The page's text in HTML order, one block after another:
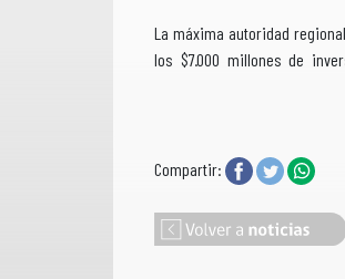
La máxima autoridad
los $7.000 millones de
Compartir: